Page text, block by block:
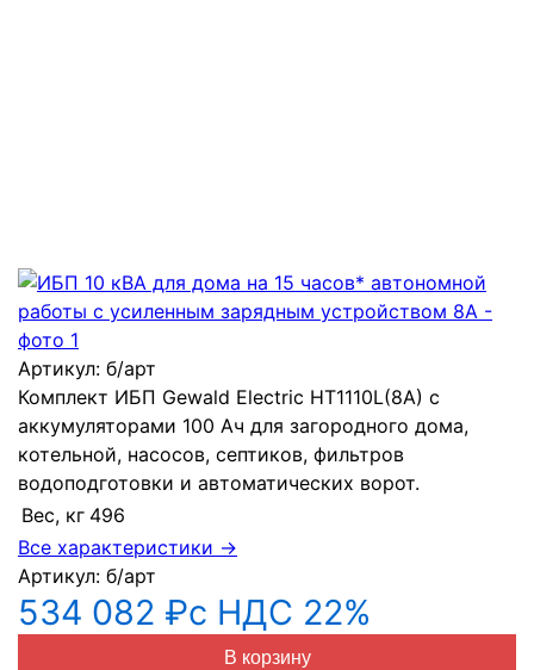
Артикул: б/арт
Комплект ИБП Gewald Electric HT1110L(8A) с
аккумуляторами 100 Ач для загородного дома,
котельной, насосов, септиков, фильтров
водоподготовки и автоматических ворот.
Вес, кг 496
Все характеристики →
Артикул: б/арт
534 082 ₽с НДС 22%
В корзину